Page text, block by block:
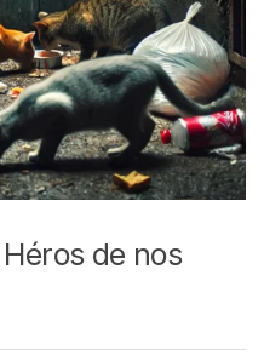
de nos